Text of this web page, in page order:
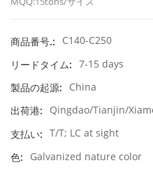
商品番号.:
C140-C250
リードタイム: 7-15 days
製品の起源:
China
出荷港:
Qingdao/Tianjin/
支払い: T/T; LC at sight
色:
Galvanized nature color